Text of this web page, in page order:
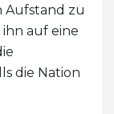
Aufstand zu
auf eine
die Nation